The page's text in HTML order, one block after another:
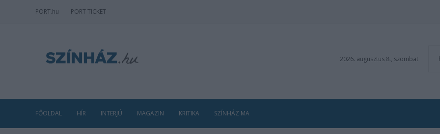
PORT.hu PORT TICKET
2026. augusztus 8., szombat
FŐOLDAL HÍR INTERJÚ MAGAZIN KRITIKA SZÍNHÁZ MA